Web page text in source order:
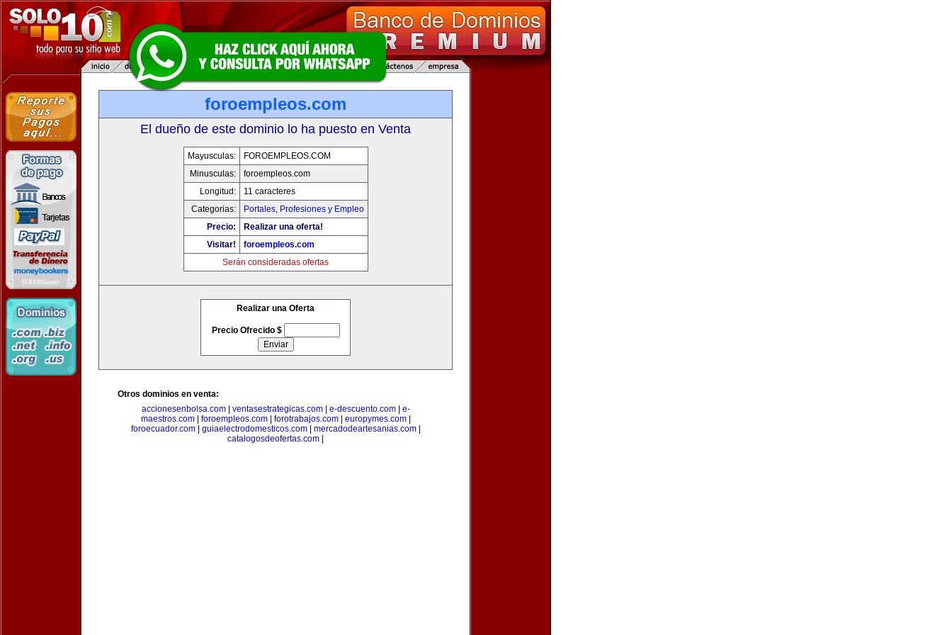
foroempleos.com
El dueño de este dominio lo ha puesto en Venta
Mayusculas:
FOROEMPLEOS.COM
Minusculas:
foroempleos.com
Longitud:
11 caracteres
Categorias:
Portales, Profesiones y Empleo
Precio:
Realizar una oferta!
Visitar!
foroempleos.com
Serán consideradas ofertas
Realizar una Oferta
Precio Ofrecido $
Otros dominios en venta:
accionesenbolsa.com| ventasestrategicas.com| e-descuento.com| e-
maestros.com| foroempleos.com| forotrabajos.com| europymes.com|
foroecuador.com| guiaelectrodomesticos.com| mercadodeartesanias.com|
catalogosdeofertas.com